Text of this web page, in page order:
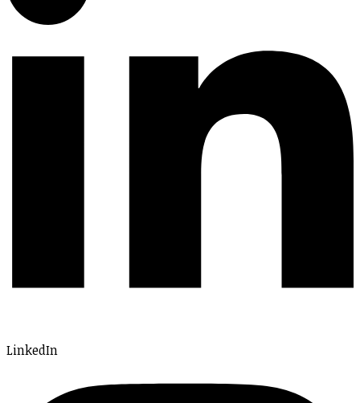
LinkedIn